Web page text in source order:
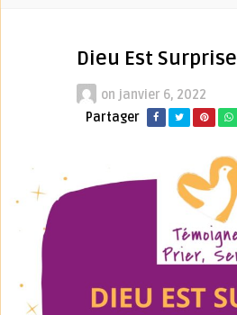
Dieu Est Surprise
on janvier 6, 2022
Partager